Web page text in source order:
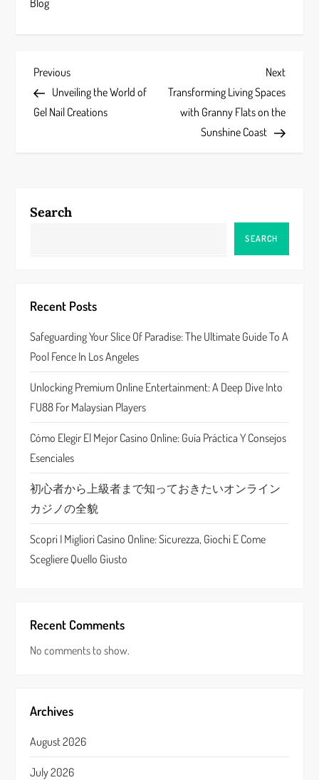
Blog
P
o
n
i
g
a
t
i
o
n
Previous
Post
Previous
Unveiling the World of
Gel Nail Creations
Next
Post
Next
Transforming Living Spaces
with Granny Flats on the
Sunshine Coast
Search
SEARCH
Recent Posts
Safeguarding Your Slice Of Paradise: The Ultimate Guide To A
Pool Fence In Los Angeles
Unlocking Premium Online Entertainment: A Deep Dive Into
FU88 For Malaysian Players
Cómo Elegir El Mejor Casino Online: Guía Práctica Y Consejos
Esenciales
初心者から上級者まで知っておきたいオンライン
カジノの全貌
Scopri I Migliori Casino Online: Sicurezza, Giochi E Come
Scegliere Quello Giusto
Recent Comments
No comments to show.
Archives
August 2026
July 2026